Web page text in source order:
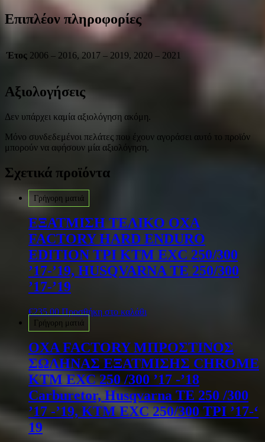
Επιπλέον πληροφορίες
Έτος 2006 – 2016, 2017 – 2019, 2020 – 2021
Αξιολογήσεις
Δεν υπάρχει καμία αξιολόγηση ακόμη.
Μόνο συνδεδεμένοι πελάτες που έχουν αγοράσει αυτό το προϊόν
μπορούν να αφήσουν μία αξιολόγηση.
Σχετικά προϊόντα
Γρήγορη ματιά
ΕΞΑΤΜΙΣΗ ΤΕΛΙΚΟ OXA
FACTORY HARD ENDURO
EDITION TPI KTM EXC 250/300
’17-’19, HUSQVARNA TE 250/300
’17-’19
€235.00 Προσθήκη στο καλάθι
Γρήγορη ματιά
OXA FACTORY ΜΠΡΟΣΤΙΝΟΣ
ΣΩΛΗΝΑΣ ΕΞΑΤΜΙΣΗΣ CHROME
KTM EXC 250 /300 ’17 -’18
Carburetor, Husqvarna TE 250 /300
’17 -’19, KTM EXC 250/300 TPI ’17-‘
19